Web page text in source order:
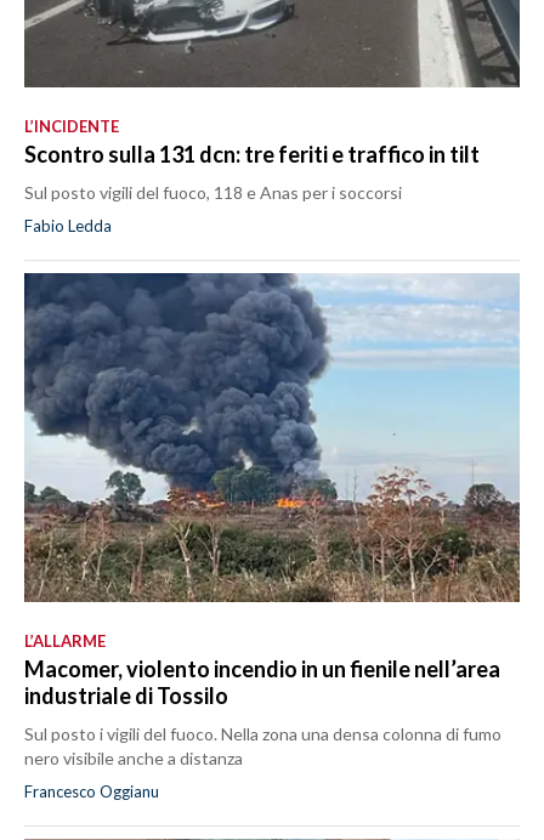
L’INCIDENTE
Scontro sulla 131 dcn: tre feriti e traffico in tilt
Sul posto vigili del fuoco, 118 e Anas per i soccorsi
Fabio Ledda
L’ALLARME
Macomer, violento incendio in un fienile nell’area
industriale di Tossilo
Sul posto i vigili del fuoco. Nella zona una densa colonna di fumo
nero visibile anche a distanza
Francesco Oggianu